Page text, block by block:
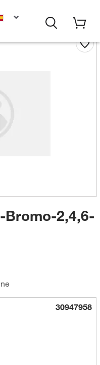
Bromo-2,4,6-
30947958